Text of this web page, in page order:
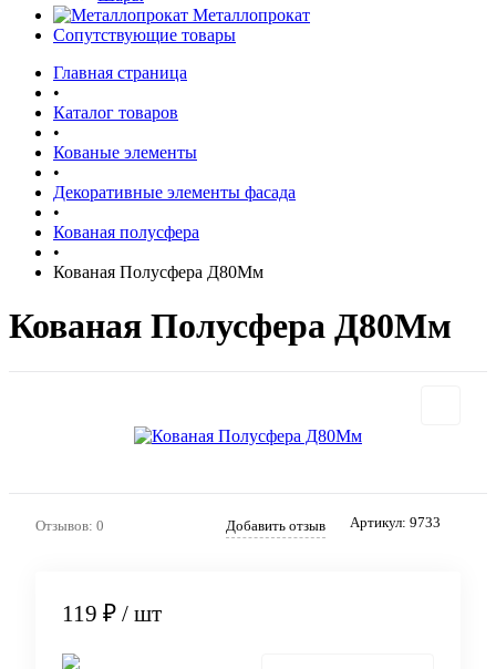
Металлопрокат
Сопутствующие товары
Главная страница
•
Каталог товаров
•
Кованые элементы
•
Декоративные элементы фасада
•
Кованая полусфера
•
Кованая Полусфера Д80Мм
Кованая Полусфера Д80Мм
Отзывов: 0 Добавить отзыв Артикул: 9733
119 ₽ / шт